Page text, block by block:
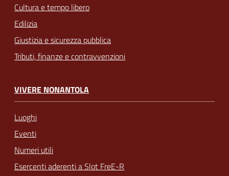
Cultura e tempo libero
Edilizia
Giustizia e sicurezza pubblica
Tributi, finanze e contravvenzioni
VIVERE NONANTOLA
Luoghi
Eventi
Numeri utili
Esercenti aderenti a Slot FreE-R